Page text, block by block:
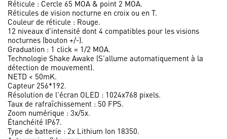
Réticule : Cercle 65 MOA & point 2 MOA.
Réticules de vision nocturne en croix ou en T.
Couleur de réticule : Rouge.
12 niveaux d'intensité dont 4 compatibles pour les visions
nocturnes (bouton +/-).
Graduation : 1 click = 1/2 MOA.
Technologie Shake Awake (S'allume automatiquement à la
détection de mouvement).
NETD < 50mK.
Capteur 256*192.
Résolution de l'écran OLED : 1024x768 pixels.
Taux de rafraîchissement : 50 FPS.
Zoom numérique : 3x/5x.
Étanchéité IP67.
Type de batterie : 2x Lithium Ion 18350.